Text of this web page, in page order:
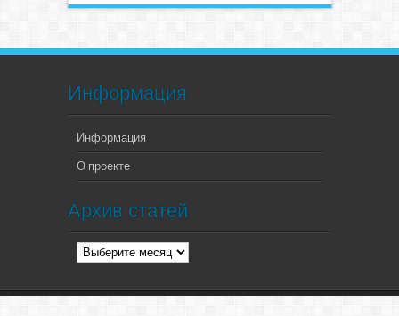
Информация
Информация
О проекте
Архив статей
Архив
статей